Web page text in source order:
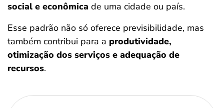
social e econômica de uma cidade ou país.
Esse padrão não só oferece previsibilidade, mas
também contribui para a produtividade,
otimização dos serviços e adequação de
recursos.